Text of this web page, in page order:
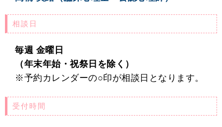
相談日
毎週 金曜日
（年末年始・祝祭日を除く）
※予約カレンダーの○印が相談日となります。
受付時間